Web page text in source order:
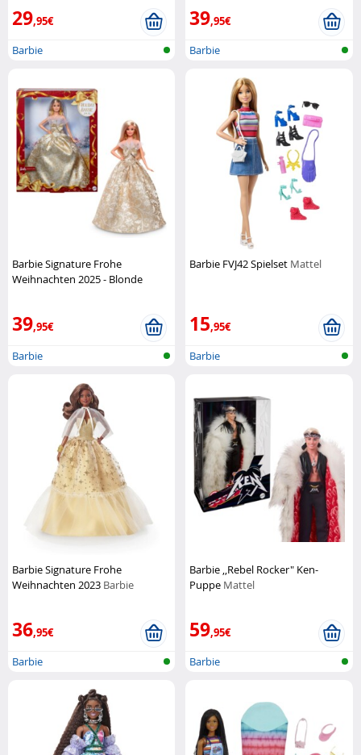
29,95€
Barbie
39,95€
Barbie
Barbie Signature Frohe
Weihnachten 2025 - Blonde
39,95€
Barbie
Barbie FVJ42 Spielset Mattel
15,95€
Barbie
Barbie Signature Frohe
Weihnachten 2023 Barbie
36,95€
Barbie
Barbie ,,Rebel Rocker" Ken-
Puppe Mattel
59,95€
Barbie